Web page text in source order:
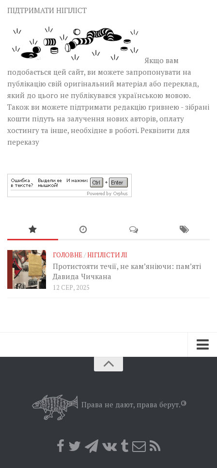
ПІДТРИМАТИ НІГІЛІСТ
Якщо вам
подобається цей сайт, ви можете запропонувати на
публікацію свій оригінальний матеріал або переклад,
який до цього не публікувався українською мовою.
Також ви можете підтримати редакцію гривнею - зібрані
кошти підуть на залучення нових авторів, оплату
хостингу та інше, необхідне в роботі. Реквізити для
переказу
ГОЛОВНЕ /НІГІЛІСТИ ЛІ
Протистояти течії, не кам’яніючи: пам’яті
Давида Чичкана
12 СЕР, 2025
Позиція
Права не дают, права берут.©